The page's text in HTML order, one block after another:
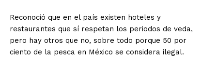
Reconoció que en el país existen hoteles y
restaurantes que sí respetan los periodos de veda,
pero hay otros que no, sobre todo porque 50 por
ciento de la pesca en México se considera ilegal.